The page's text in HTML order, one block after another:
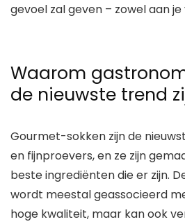
gevoel zal geven – zowel aan
Waarom
de nieuwste trend
Gourmet-sokken zijn de
en fijnproevers, en ze zijn
beste ingrediënten die er zijn.
wordt meestal geassocieerd
hoge kwaliteit, maar kan ook